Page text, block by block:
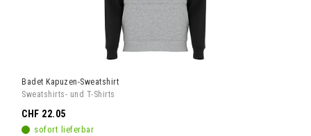
Badet Kapuzen-Sweatshirt
Sweatshirts- und T-Shirts
sofort lieferbar
CHF 22.05